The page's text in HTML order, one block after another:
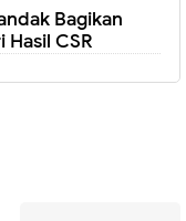
Bagikan
CSR